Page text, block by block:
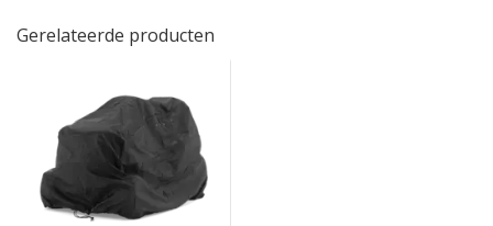
Gerelateerde producten